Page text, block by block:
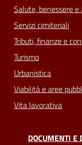
Salute, benessere
Servizi cimiteriali
Tributi, finanze e
Turismo
Urbanistica
Viabilità e aree
Vita lavorativa
DOCUMENTI E